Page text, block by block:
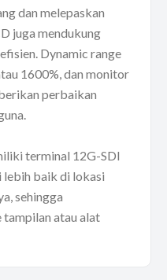
dan melepaskan
juga mendukung
Dynamic range
1600%, dan monitor
perbaikan
terminal 12G-SDI
lebih baik di lokasi
sehingga
tampilan atau alat